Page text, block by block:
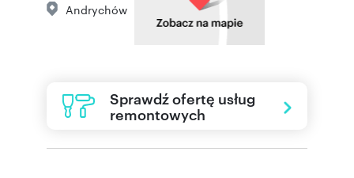
Andrychów
Sprawdź ofertę usług
remontowych